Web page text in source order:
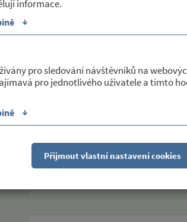
informace.
↓
pro sledování návštěvníků na
pro jednotlivého uživatele a tímto
↓
Přijmout vlastní nastavení cookies
Zastupitelstvo obce Petrovice na svém
finanční neinvestiční dotace ve výši
péče v regionu. Této služby v roce 2018
Poděkování oblastní charity Třebíč
Současně zveřejňujeme odkaz na